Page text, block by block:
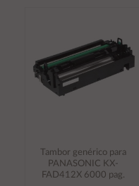
Tambor genérico para
PANASONIC KX-
FAD412X 6000 pag.